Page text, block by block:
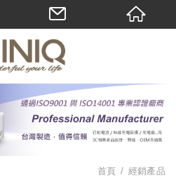
首頁 經銷產品